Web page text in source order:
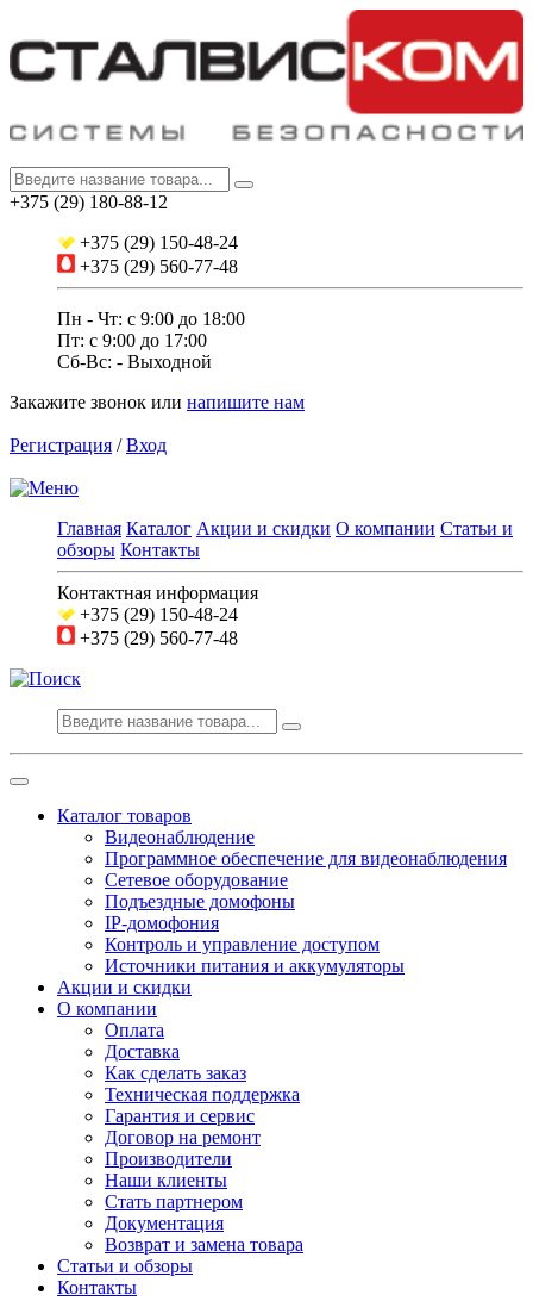
+375 (29) 180-88-12
+375 (29) 150-48-24
+375 (29) 560-77-48
Пн - Чт: с 9:00 до 18:00
Пт: c 9:00 до 17:00
Сб-Вс: - Выходной
Закажите звонок или напишите нам
Регистрация /Вход
Главная Каталог Акции и скидки О компании Статьи и
обзоры Контакты
Контактная информация
+375 (29) 150-48-24
+375 (29) 560-77-48
Каталог товаров
Видеонаблюдение
Программное обеспечение для видеонаблюдения
Сетевое оборудование
Подъездные домофоны
IP-домофония
Контроль и управление доступом
Источники питания и аккумуляторы
Акции и скидки
О компании
Оплата
Доставка
Как сделать заказ
Техническая поддержка
Гарантия и сервис
Договор на ремонт
Производители
Наши клиенты
Стать партнером
Документация
Возврат и замена товара
Статьи и обзоры
Контакты